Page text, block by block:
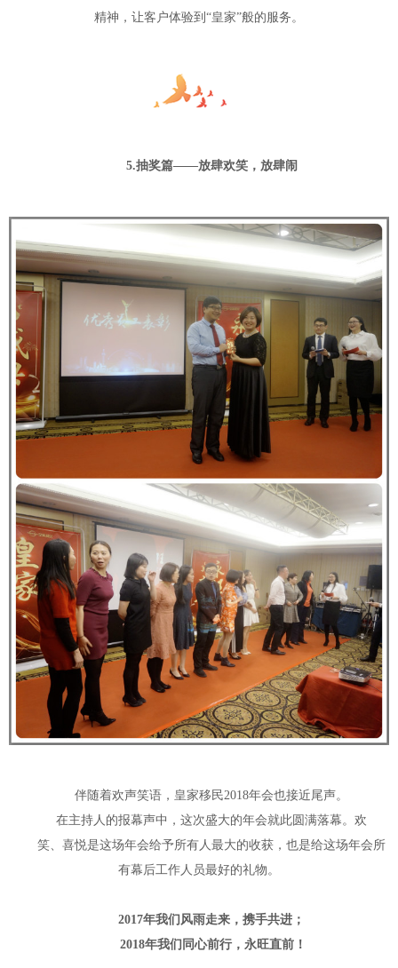
精神，让客户体验到“皇家”般的服务。
5.抽奖篇——放肆欢笑，放肆闹
伴随着欢声笑语，皇家移民2018年会也接近尾声。
在主持人的报幕声中，这次盛大的年会就此圆满落幕。欢
笑、喜悦是这场年会给予所有人最大的收获，也是给这场年会所
有幕后工作人员最好的礼物。
2017年我们风雨走来，携手共进；
2018年我们同心前行，永旺直前！